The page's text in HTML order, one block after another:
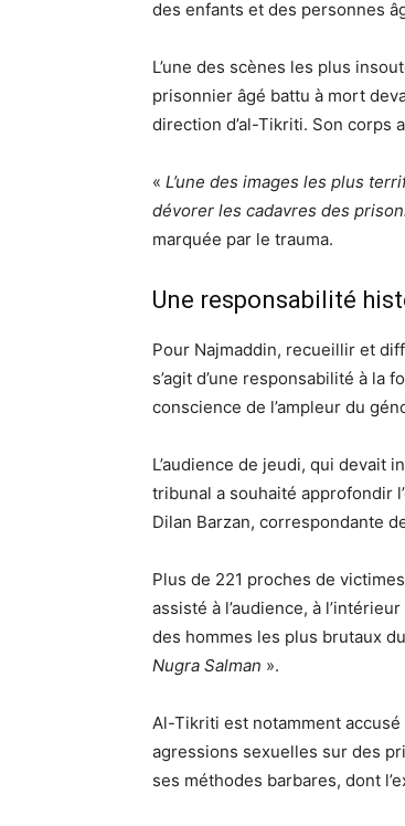
des enfants et des personnes
L’une des scènes les plus
prisonnier âgé battu à mort
direction d’al-Tikriti. Son corps
« L’une des images les plus
dévorer les cadavres des
marquée par le trauma.
Une responsabilité
Pour Najmaddin, recueillir et
s’agit d’une responsabilité à
conscience de l’ampleur du
L’audience de jeudi, qui devait
tribunal a souhaité approfondir
Dilan Barzan, correspondante
Plus de 221 proches de
assisté à l’audience, à
des hommes les plus brutaux
Nugra Salman ».
Al-Tikriti est notamment
agressions sexuelles sur des
ses méthodes barbares, dont